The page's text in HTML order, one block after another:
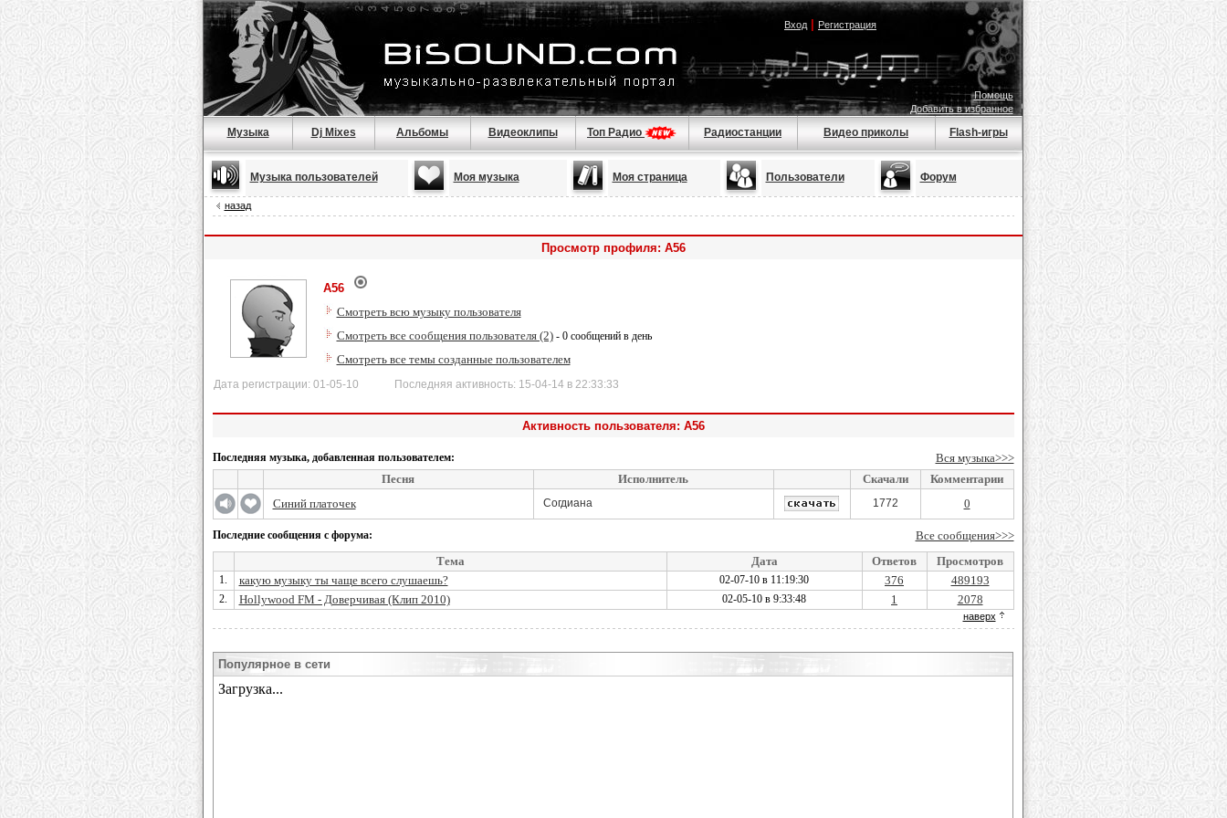
Вход| Регистрация
Помощь
Добавить в избранное
Музыка Dj Mixes Альбомы Видеоклипы Топ Радио Радиостанции Видео приколы Flash-игры
Музыка пользователей Моя музыка Моя страница Пользователи Форум
назад
Просмотр профиля: A56
A56
Смотреть всю музыку пользователя
Смотреть все сообщения пользователя (2)- 0 сообщений в день
Смотреть все темы созданные пользователем
Дата регистрации: 01-05-10 Последняя активность: 15-04-14 в 22:33:33
Активность пользователя: A56
Последняя музыка, добавленная пользователем:
Вся музыка>>>
Песня
Исполнитель Скачали
Комментарии
Синий платочек
Согдиана 1772 0
Последние сообщения с форума:
Все сообщения>>>
Тема
Дата Ответов Просмотров
1. какую музыку ты чаще всего слушаешь? 02-07-10 в 11:19:30 376 489193
2. Hollywood FM - Доверчивая (Клип 2010) 02-05-10 в 9:33:48 1 2078
наверх
Популярное в сети